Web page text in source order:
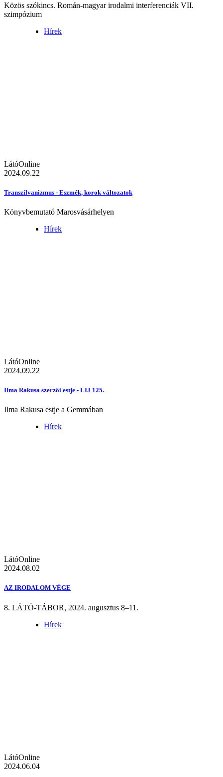
Közös szókincs. Román-magyar irodalmi interferenciák VII.
szimpózium
Hírek
LátóOnline
2024.09.22
Transzilvanizmus - Eszmék, korok változatok
Könyvbemutató Marosvásárhelyen
Hírek
LátóOnline
2024.09.22
Ilma Rakusa szerzői estje - LIJ 125.
Ilma Rakusa estje a Gemmában
Hírek
LátóOnline
2024.08.02
AZ IRODALOM VÉGE
8. LÁTÓ-TÁBOR, 2024. augusztus 8–11.
Hírek
LátóOnline
2024.06.04